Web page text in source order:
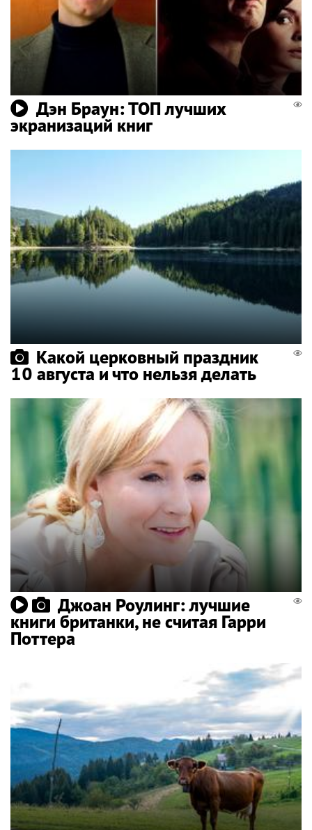
Дэн Браун: ТОП лучших
экранизаций книг
Какой церковный праздник
10 августа и что нельзя делать
Джоан Роулинг: лучшие
книги британки, не считая Гарри
Поттера